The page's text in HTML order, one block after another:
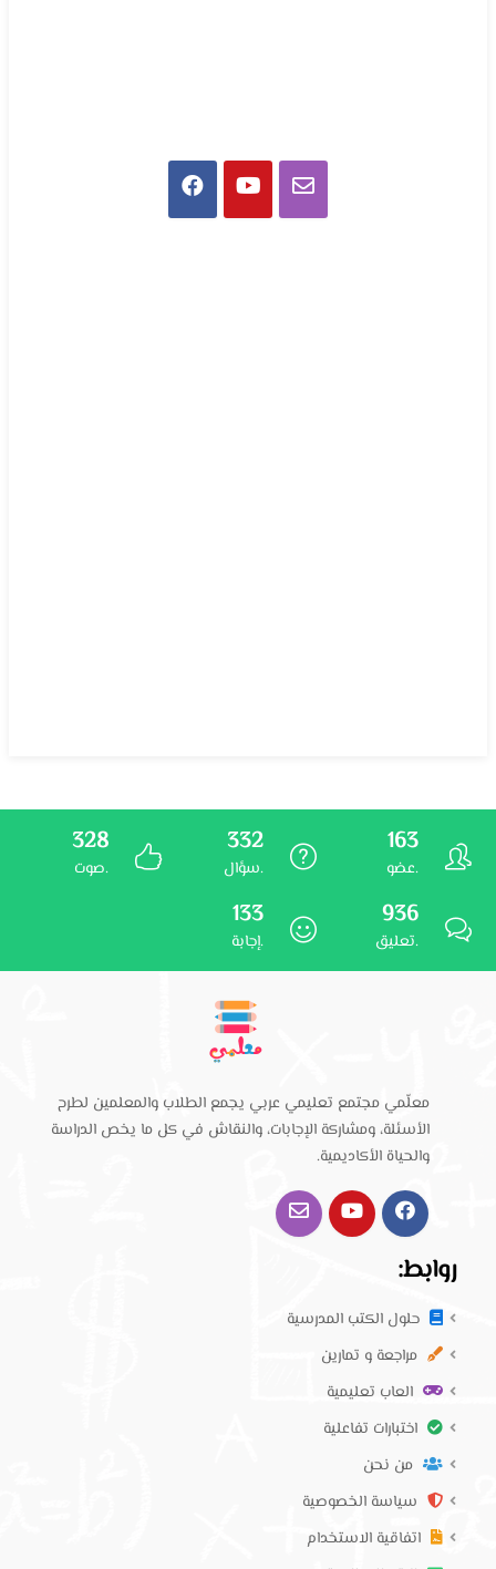
163
عضو.
332
سؤال.
328
صوت.
936
تعليق.
133
إجابة.
معلّمي مجتمع تعليمي عربي يجمع الطلاب والمعلمين لطرح
الأسئلة، ومشاركة الإجابات، والنقاش في كل ما يخص الدراسة
والحياة الأكاديمية.
روابط:
حلول الكتب المدرسية
مراجعة و تمارين
العاب تعليمية
اختبارات تفاعلية
من نحن
سياسة الخصوصية
اتفاقية الاستخدام